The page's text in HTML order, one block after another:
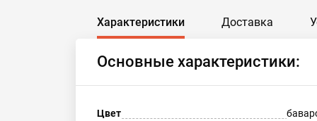
Характеристики Доставка
Основные характеристики:
Цвет